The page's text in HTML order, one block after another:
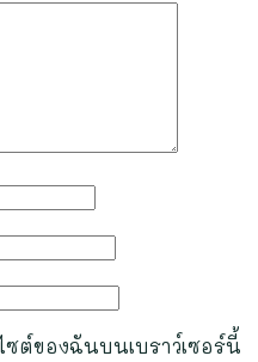
ซต์ของฉันบนเบราว์เซอร์นี้